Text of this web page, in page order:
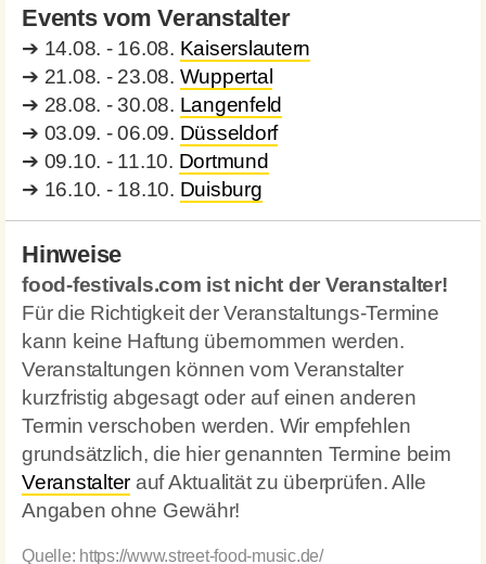
Events vom Veranstalter
➔ 14.08. - 16.08. Kaiserslautern
➔ 21.08. - 23.08. Wuppertal
➔ 28.08. - 30.08. Langenfeld
➔ 03.09. - 06.09. Düsseldorf
➔ 09.10. - 11.10. Dortmund
➔ 16.10. - 18.10. Duisburg
Hinweise
food-festivals.com ist nicht der Veranstalter!
Für die Richtigkeit der Veranstaltungs-Termine
kann keine Haftung übernommen werden.
Veranstaltungen können vom Veranstalter
kurzfristig abgesagt oder auf einen anderen
Termin verschoben werden. Wir empfehlen
grundsätzlich, die hier genannten Termine beim
Veranstalter auf Aktualität zu überprüfen. Alle
Angaben ohne Gewähr!
Quelle: https://www.street-food-music.de/